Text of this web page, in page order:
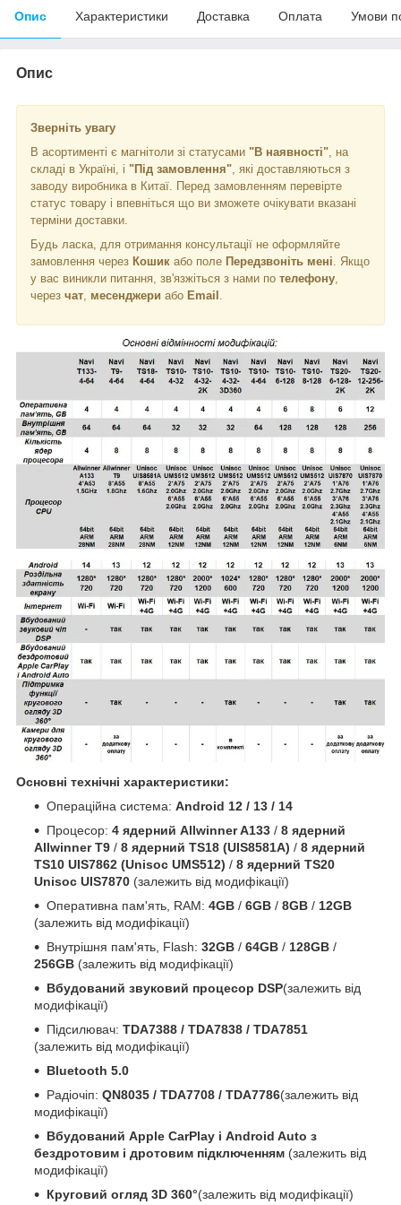
Опис Характеристики Доставка Оплата Умови
Опис
Зверніть увагу
В асортименті є магнітоли зі статусами "В наявності" , на
складі в Україні, і "Під замовлення" , які доставляються з
заводу виробника в Китаї. Перед замовленням перевірте
статус товару і впевніться що ви зможете очікувати вказані
терміни доставки.
Будь ласка, для отримання консультації не оформляйте
замовлення через Кошик або поле Передзвоніть мені . Якщо
у вас виникли питання, зв'язжіться з нами по телефону
через чат месенджери або Email
Основні технічні характеристики:
Операційна система: Android 12 / 13 / 14
Процесор: 4 ядерний Allwinner A133 / 8 ядерний
Allwinner T9 / 8 ядерний TS18 (UIS8581A) / 8 ядерний
TS10 UIS7862 (Unisoc UMS512) / 8 ядерний TS20
Unisoc UIS7870 (залежить від модифікації)
Оперативна пам'ять, RAM: 4GB / 6GB / 8GB / 12GB
(залежить від модифікації)
Внутрішня пам'ять, Flash: 32GB / 64GB / 128GB /
256GB (залежить від модифікації)
Вбудований звуковий процесор DSP(залежить від
модифікації)
Підсилювач: TDA7388 / TDA7838 / TDA7851
(залежить від модифікації)
Bluetooth 5.0
Радіочіп: QN8035 / TDA7708 / TDA7786(залежить від
модифікації)
Вбудований Apple CarPlay і Android Auto з
бездротовим і дротовим підключенням (залежить від
модифікації)
Круговий огляд 3D 360°(залежить від модифікації)